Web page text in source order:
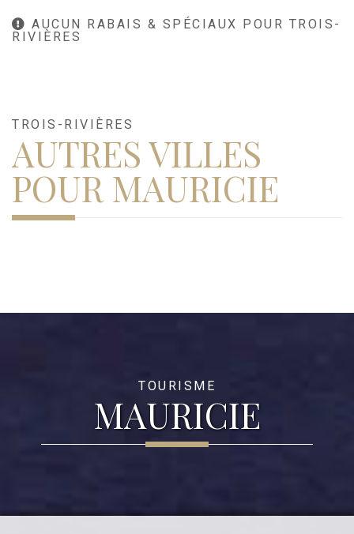
AUCUN RABAIS & SPÉCIAUX POUR TROIS-
RIVIÈRES
TROIS-RIVIÈRES
AUTRES VILLES
POUR MAURICIE
TOURISME
MAURICIE